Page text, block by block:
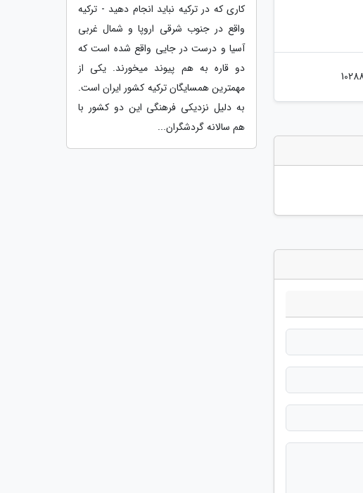
کاری که در ترکیه نباید انجام دهید - ترکیه
واقع در جنوب شرقی اروپا و شمال غربی
آسیا و درست در جایی واقع شده است که
دو قاره به هم پیوند می­خورند. یکی از
مهمترین همسایگان ترکیه کشور ایران است.
به دلیل نزدیکی فرهنگی این دو کشور با
هم سالانه گردشگران...